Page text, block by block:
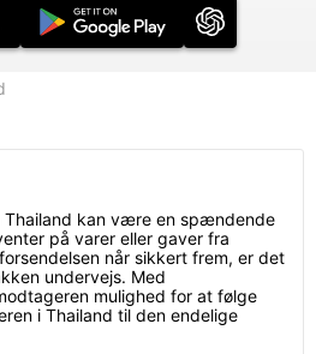
kan være en spændende
på varer eller gaver fra
når sikkert frem, er det
undervejs. Med
mulighed for at følge
i Thailand til den endelige